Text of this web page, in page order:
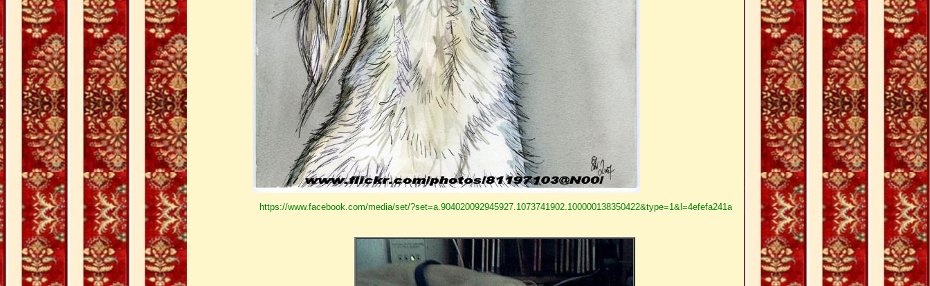
https://www.facebook.com/media/set/?set=a.904020092945927.1073741902.100000138350422&type=1&l=4efefa241a